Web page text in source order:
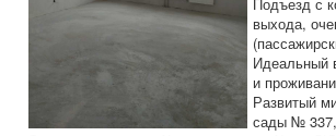
выхода,
Идеальный
и
Развитый
сады №